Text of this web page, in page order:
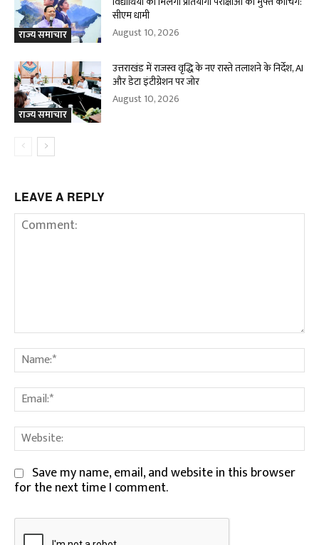
राज्य समाचार
सीएम धामी
August 10, 2026
राज्य समाचार
उत्तराखंड में राजस्व वृद्धि के नए रास्ते तलाशने के निर्देश, AI
और डेटा इंटीग्रेशन पर जोर
August 10, 2026
LEAVE A REPLY
Comment:
Save my name, email, and website in this browser
for the next time I comment.